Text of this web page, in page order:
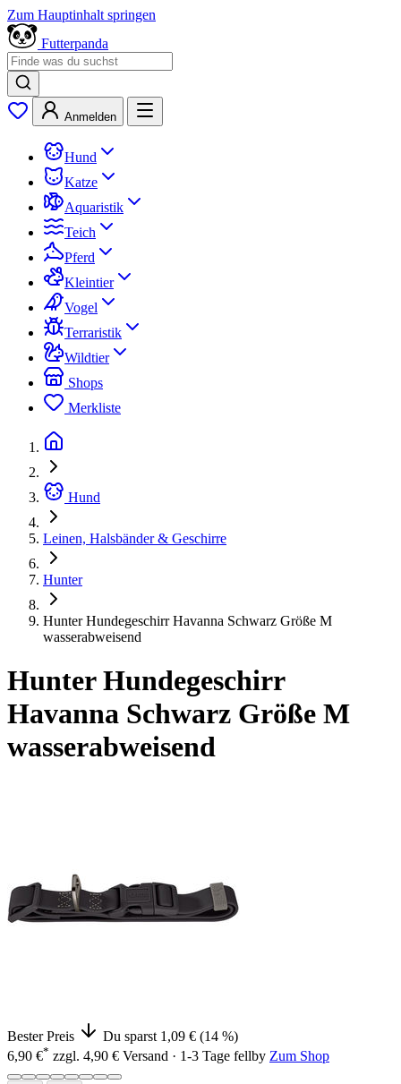
Zum Hauptinhalt springen
Futterpanda
Anmelden
Hund
Katze
Aquaristik
Teich
Pferd
Kleintier
Vogel
Terraristik
Wildtier
Shops
Merkliste
Hund
Leinen, Halsbänder & Geschirre
Hunter
Hunter Hundegeschirr Havanna Schwarz Größe M
wasserabweisend
Hunter Hundegeschirr
Havanna Schwarz Größe M
wasserabweisend
Bester Preis
Du sparst 1,09 € (14 %)
6,90 €* zzgl. 4,90 € Versand · 1-3 Tage fellby Zum Shop